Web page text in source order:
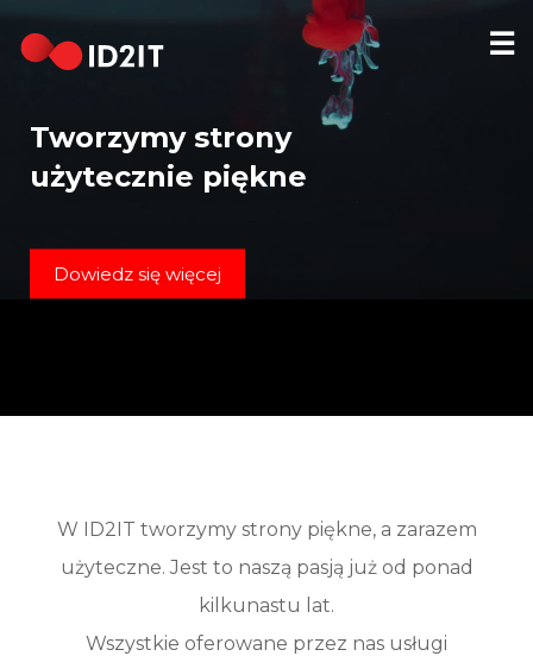
REALIZACJE
DOMENY
KONTAKT
☰
Tworzymy strony
użytecznie piękne
Dowiedz się więcej
W ID2IT tworzymy strony piękne, a zarazem
użyteczne. Jest to naszą pasją już od ponad
kilkunastu lat.
Wszystkie oferowane przez nas usługi